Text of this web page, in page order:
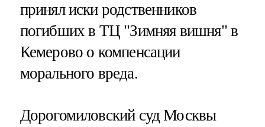
принял иски родственников
погибших в ТЦ "Зимняя вишня" в
Кемерово о компенсации
морального вреда.
Дорогомиловский суд Москвы